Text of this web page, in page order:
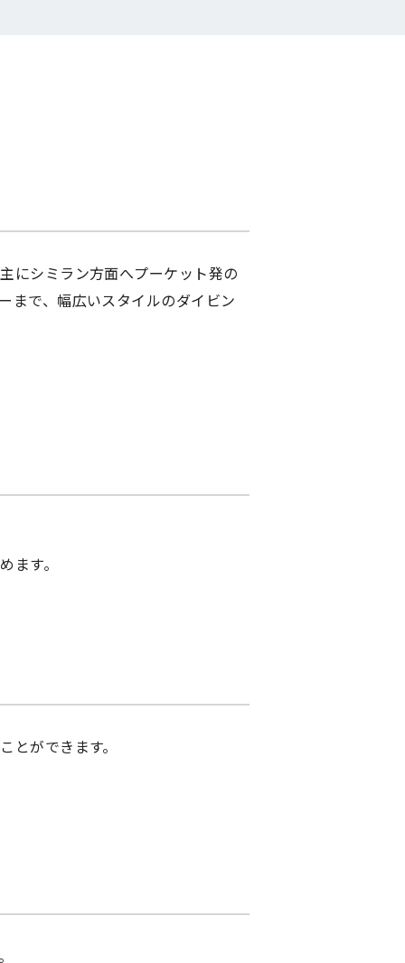
にシミラン方面へプーケット発の
まで、幅広いスタイルのダイビン
ます。
ができます。